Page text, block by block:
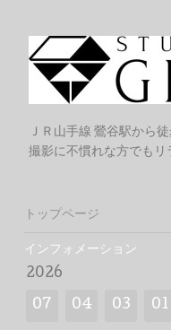
ＪＲ山手線 鶯谷駅から
撮影に不慣れな方でも
トップページ
インフォメーション
2026
07 04 03 01